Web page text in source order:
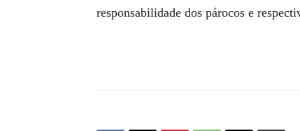
responsabilidade dos párocos e